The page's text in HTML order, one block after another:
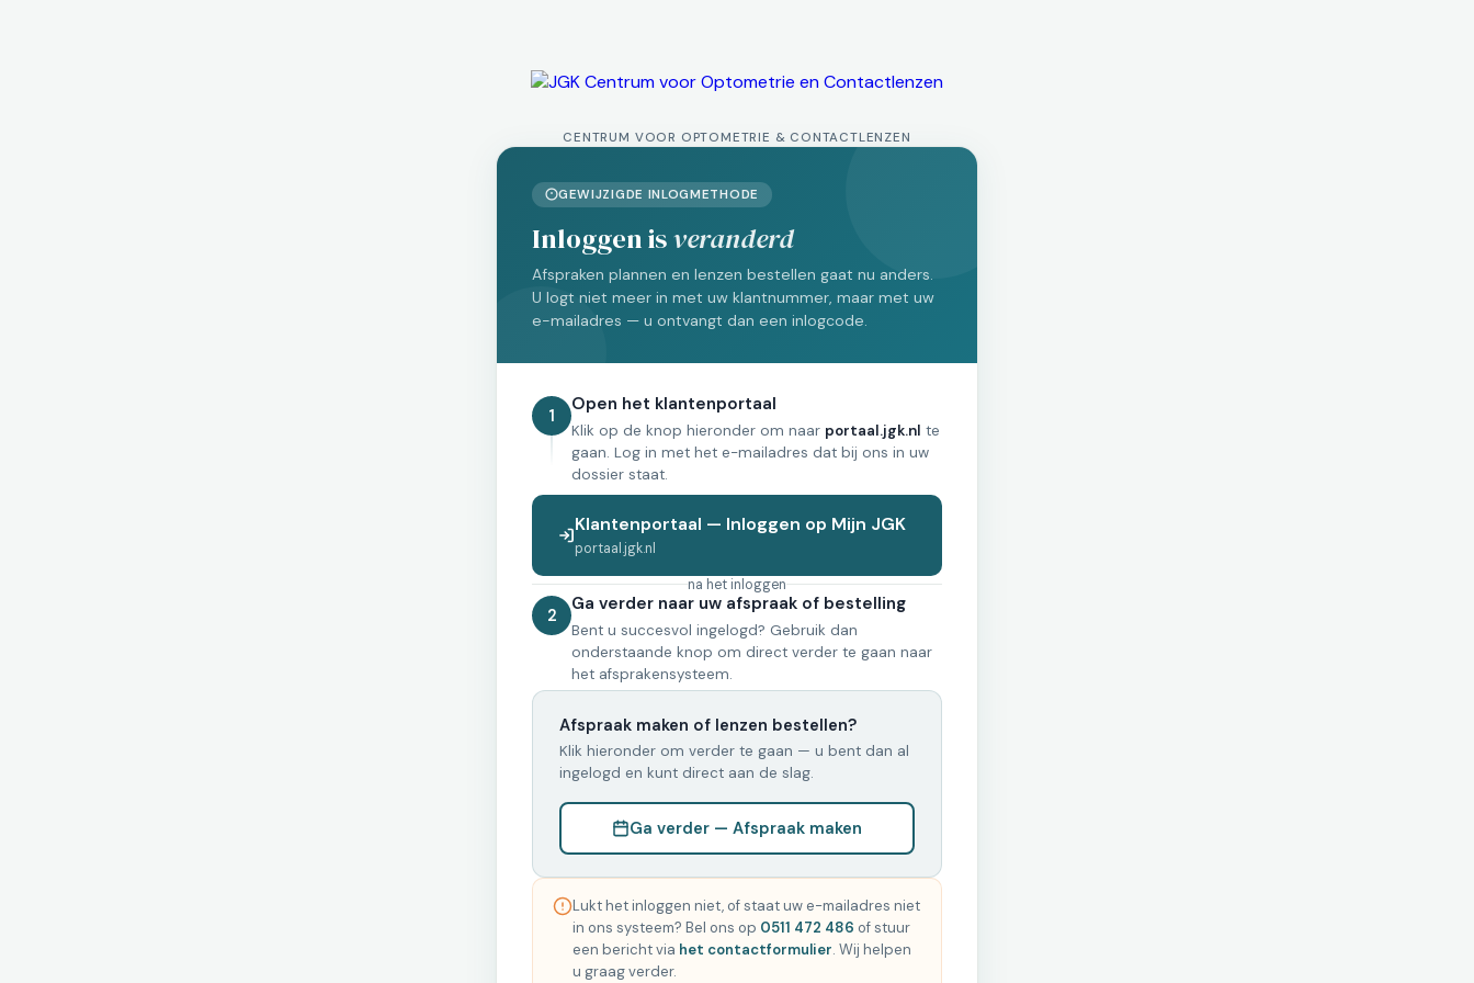
CENTRUM VOOR OPTOMETRIE & CONTACTLENZEN
GEWIJZIGDE INLOGMETHODE
Inloggen isveranderd
Afspraken plannen en lenzen bestellen gaat nu anders.
U logt niet meer in met uw klantnummer, maar met uw
e-mailadres — u ontvangt dan een inlogcode.
1
Open het klantenportaal
Klik op de knop hieronder om naar portaal.jgk.nl te
gaan. Log in met het e-mailadres dat bij ons in uw
dossier staat.
Klantenportaal — Inloggen op Mijn JGK
portaal.jgk.nl
na het inloggen
2
Ga verder naar uw afspraak of bestelling
Bent u succesvol ingelogd? Gebruik dan
onderstaande knop om direct verder te gaan naar
het afsprakensysteem.
Afspraak maken of lenzen bestellen?
Klik hieronder om verder te gaan — u bent dan al
ingelogd en kunt direct aan de slag.
Ga verder — Afspraak maken
Lukt het inloggen niet, of staat uw e-mailadres niet
in ons systeem? Bel ons op 0511 472 486 of stuur
een bericht via het contactformulier. Wij helpen
u graag verder.